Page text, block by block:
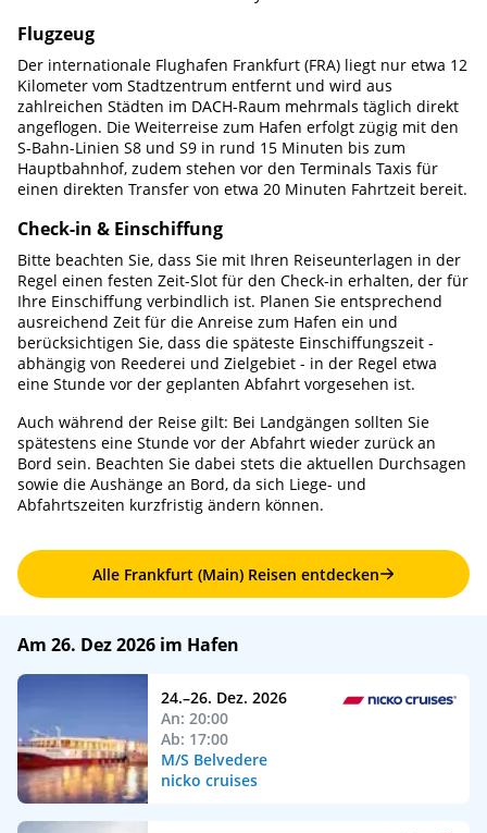
Flugzeug
Der internationale Flughafen Frankfurt (FRA) liegt nur etwa 12
Kilometer vom Stadtzentrum entfernt und wird aus
zahlreichen Städten im DACH-Raum mehrmals täglich direkt
angeflogen. Die Weiterreise zum Hafen erfolgt zügig mit den
S-Bahn-Linien S8 und S9 in rund 15 Minuten bis zum
Hauptbahnhof, zudem stehen vor den Terminals Taxis für
einen direkten Transfer von etwa 20 Minuten Fahrtzeit bereit.
Check-in & Einschiffung
Bitte beachten Sie, dass Sie mit Ihren Reiseunterlagen in der
Regel einen festen Zeit-Slot für den Check-in erhalten, der für
Ihre Einschiffung verbindlich ist. Planen Sie entsprechend
ausreichend Zeit für die Anreise zum Hafen ein und
berücksichtigen Sie, dass die späteste Einschiffungszeit -
abhängig von Reederei und Zielgebiet - in der Regel etwa
eine Stunde vor der geplanten Abfahrt vorgesehen ist.
Auch während der Reise gilt: Bei Landgängen sollten Sie
spätestens eine Stunde vor der Abfahrt wieder zurück an
Bord sein. Beachten Sie dabei stets die aktuellen Durchsagen
sowie die Aushänge an Bord, da sich Liege- und
Abfahrtszeiten kurzfristig ändern können.
Alle Frankfurt (Main) Reisen entdecken
Am 26. Dez 2026 im Hafen
24.–26. Dez. 2026
An: 20:00
Ab: 17:00
M/S Belvedere
nicko cruises